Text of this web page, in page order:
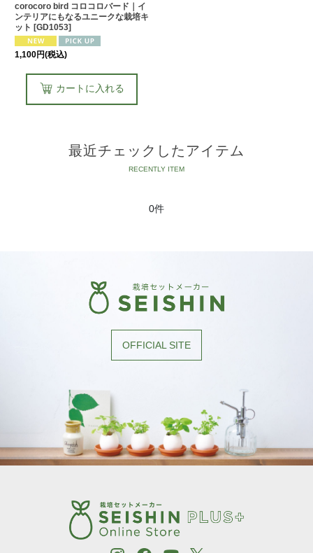
corocoro bird コロコロバード｜イ
ンテリアにもなるユニークな栽培キ
ット [GD1053]
1,100円(税込)
カートに入れる
最近チェックしたアイテム
0件
OFFICIAL SITE